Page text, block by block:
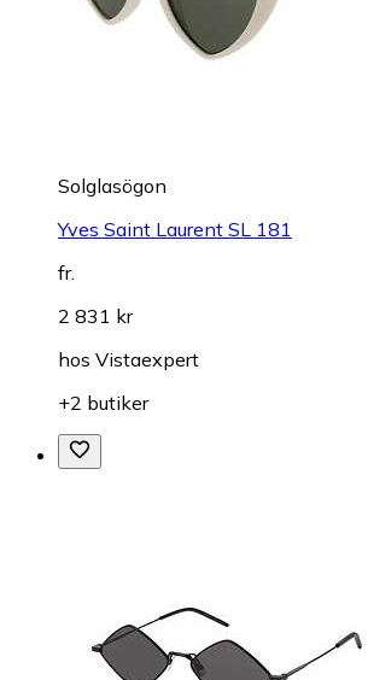
Solglasögon
Yves Saint Laurent SL 181
fr.
2 831 kr
hos Vistaexpert
+2 butiker